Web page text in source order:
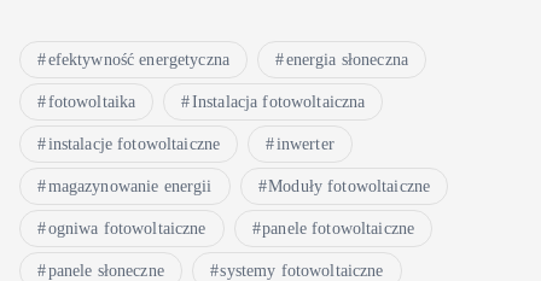
efektywność energetyczna energia słoneczna
fotowoltaika Instalacja fotowoltaiczna
instalacje fotowoltaiczne inwerter
magazynowanie energii Moduły fotowoltaiczne
ogniwa fotowoltaiczne panele fotowoltaiczne
panele słoneczne systemy fotowoltaiczne